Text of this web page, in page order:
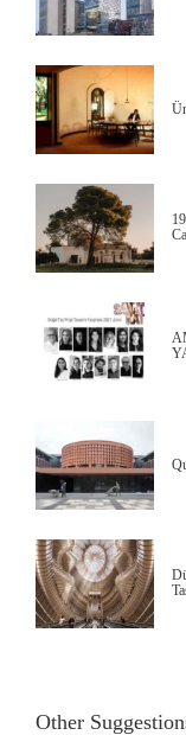
Other